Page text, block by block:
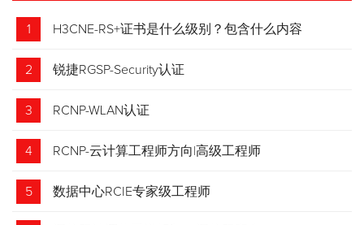
1 H3CNE-RS+证书是什么级别？包含什么内容
2 锐捷RGSP-Security认证
3 RCNP-WLAN认证
4 RCNP-云计算工程师方向|高级工程师
5 数据中心RCIE专家级工程师